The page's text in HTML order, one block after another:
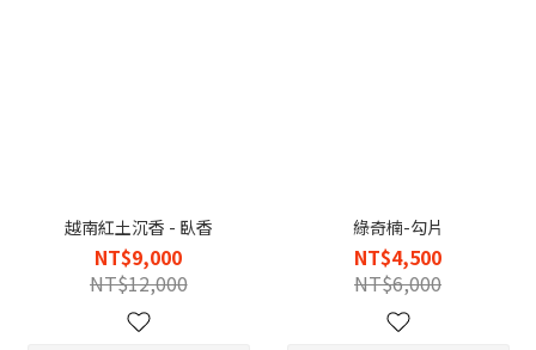
越南紅土沉香 - 臥香
NT$9,000
NT$12,000
綠奇楠-勾片
NT$4,500
NT$6,000